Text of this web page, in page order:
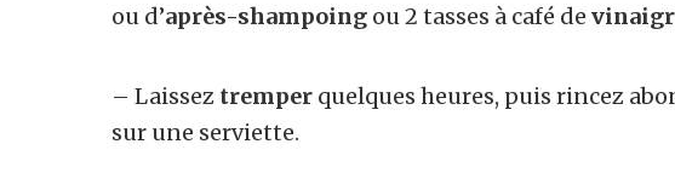
ou d’après-shampoing ou 2 tasses à café de
– Laissez tremper quelques heures, puis rincez
sur une serviette.